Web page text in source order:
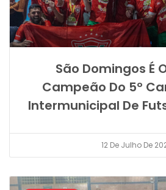
São Domingos É
Campeão Do 5º
Intermunicipal De
12 De Julho De